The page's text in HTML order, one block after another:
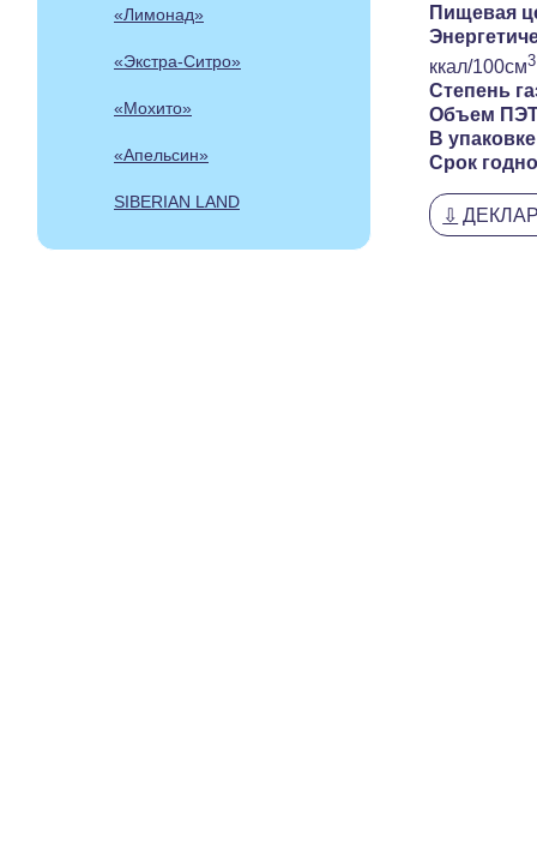
«Лимонад»
«Экстра-Ситро»
«Мохито»
«Апельсин»
SIBERIAN LAND
Пищевая
ккал/100см3
Степень
Объем
В
Срок
⇩